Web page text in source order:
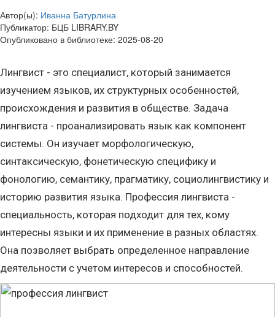
Автор(ы): Иванна Батурлина
Публикатор: БЦБ LIBRARY.BY
Опубликовано в библиотеке: 2025-08-20
Лингвист - это специалист, который занимается
изучением языков, их структурных особенностей,
происхождения и развития в обществе. Задача
лингвиста - проанализировать язык как компонент
системы. Он изучает морфологическую,
синтаксическую, фонетическую специфику и
фонологию, семантику, прагматику, социолингвистику и
историю развития языка. Профессия лингвиста -
специальность, которая подходит для тех, кому
интересны языки и их применение в разных областях.
Она позволяет выбрать определенное направление
деятельности с учетом интересов и способностей.